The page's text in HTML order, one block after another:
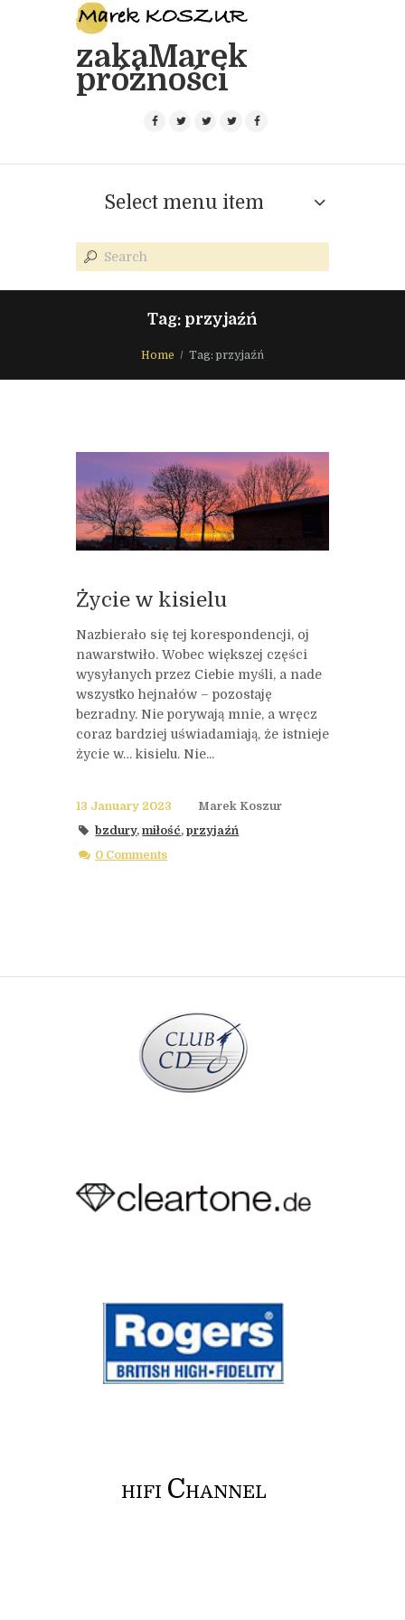
zakaMarek
próżności
Select menu item
Tag: przyjaźń
Home Tag: przyjaźń
Życie w kisielu
Nazbierało się tej korespondencji, oj
nawarstwiło. Wobec większej części
wysyłanych przez Ciebie myśli, a nade
wszystko hejnałów – pozostaję
bezradny. Nie porywają mnie, a wręcz
coraz bardziej uświadamiają, że istnieje
życie w… kisielu. Nie...
13 January 2023
Marek Koszur
bzdury,miłość,przyjaźń
0 Comments
HIFI CHANNEL